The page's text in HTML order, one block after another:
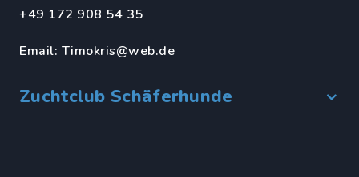
+49 172 908 54 35
Email: Timokris@web.de
Zuchtclub Schäferhunde